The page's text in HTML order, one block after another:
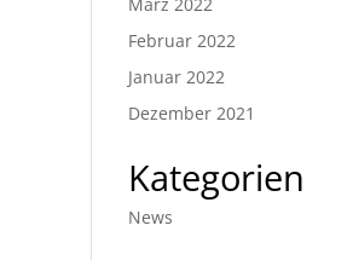
März 2022
Februar 2022
Januar 2022
Dezember 2021
Kategorien
News